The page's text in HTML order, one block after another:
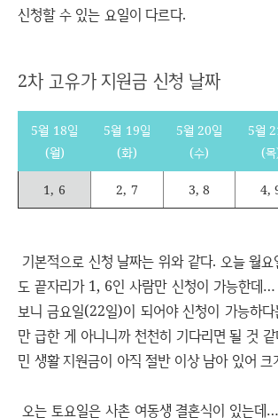
신청할 수 있는 요일이 다르다.
2차 고유가 지원금 신청 날짜
5월 18일
(월)
5월 19일
(화)
5월 20일
(수)
5월
(
1, 6 2, 7 3, 8 4,
기본적으로 신청 날짜는 위와 같다. 오늘 월
도 끝자리가 1, 6인 사람만 신청이 가능한데
보니 금요일(22일)이 되어야 신청이 가능하
만 급한 게 아니니까 천천히 기다리면 될 것
민 생활 지원금이 아직 절반 이상 남아 있어 크
오는 토요일은 사촌 여동생 결혼식이 있는데